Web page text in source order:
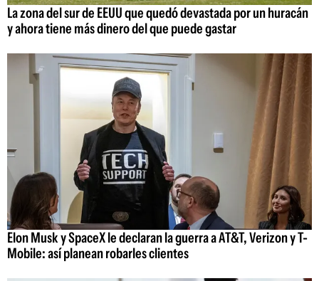
La zona del sur de EEUU que quedó devastada por un huracán
y ahora tiene más dinero del que puede gastar
Elon Musk y SpaceX le declaran la guerra a AT&T, Verizon y T-
Mobile: así planean robarles clientes